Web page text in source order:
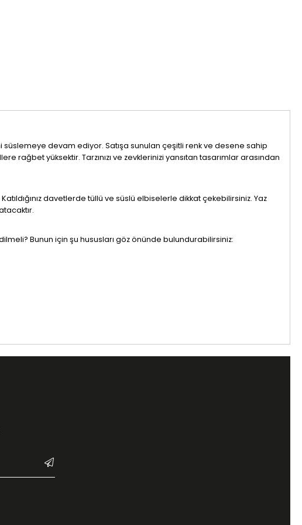
devam ediyor. Satışa sunulan çeşitli renk ve desene sahip
rağbet yüksektir. Tarzınızı ve zevklerinizi yansıtan tasarımlar arasından
davetlerde tüllü ve süslü elbiselerle dikkat çekebilirsiniz. Yaz
Bunun için şu hususları göz önünde bulundurabilirsiniz: